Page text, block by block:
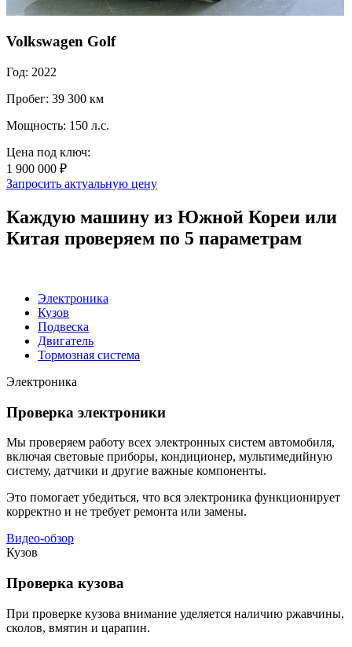
Volkswagen Golf
Год: 2022
Пробег: 39 300 км
Мощность: 150 л.с.
Цена под ключ:
1 900 000 ₽
Запросить актуальную цену
Каждую машину из Южной Кореи или
Китая проверяем по 5 параметрам
Электроника
Кузов
Подвеска
Двигатель
Тормозная система
Электроника
Проверка электроники
Мы проверяем работу всех электронных систем автомобиля,
включая световые приборы, кондиционер, мультимедийную
систему, датчики и другие важные компоненты.
Это помогает убедиться, что вся электроника функционирует
корректно и не требует ремонта или замены.
Видео-обзор
Кузов
Проверка кузова
При проверке кузова внимание уделяется наличию ржавчины,
сколов, вмятин и царапин.